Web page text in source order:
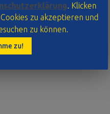
with your car
. Klicken
zu akzeptieren und
zu können.
zu!